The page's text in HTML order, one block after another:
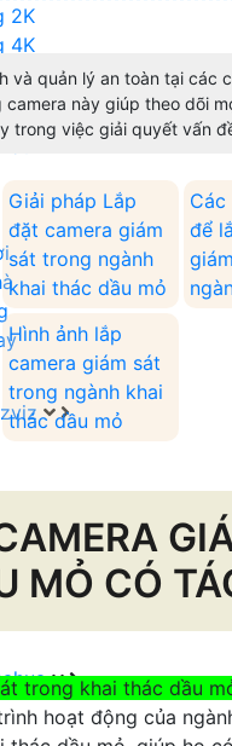
2K
4K
và quản lý an toàn tại các
camera này giúp theo dõi
trong việc giải quyết vấn
Giải pháp Lắp
đặt camera giám
sát trong ngành
khai thác dầu mỏ
Các
để
Hình ảnh lắp
camera giám sát
trong ngành khai
thác dầu mỏ
MỎ CÓ
trong khai thác dầu
hoạt động của